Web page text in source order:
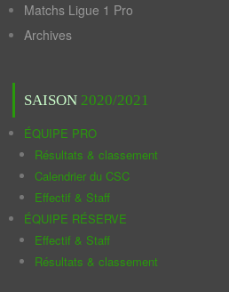
Matchs Ligue 1 Pro
Archives
SAISON 2020/2021
ÉQUIPE PRO
Résultats & classement
Calendrier du CSC
Effectif & Staff
ÉQUIPE RÉSERVE
Effectif & Staff
Résultats & classement